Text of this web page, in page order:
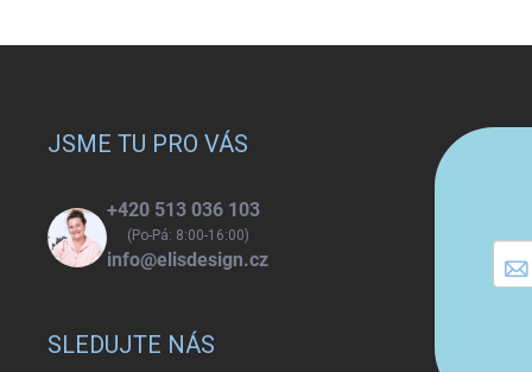
JSME TU PRO VÁS
+420 513 036 103
(Po-Pá: 8:00-16:00)
info@elisdesign.cz
SLEDUJTE NÁS